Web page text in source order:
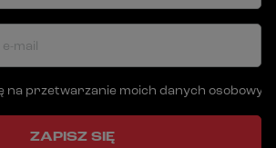
mail
na przetwarzanie moich danych
ZAPISZ SIĘ